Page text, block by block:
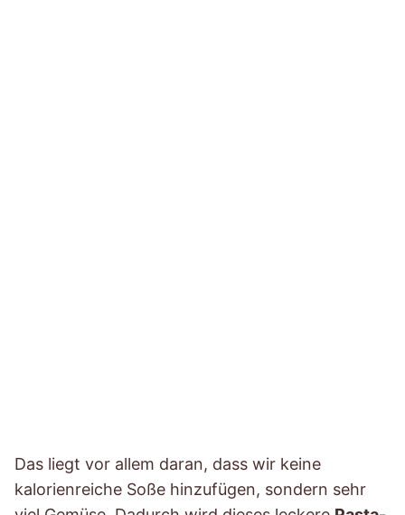
Das liegt vor allem daran, dass wir keine
kalorienreiche Soße hinzufügen, sondern sehr